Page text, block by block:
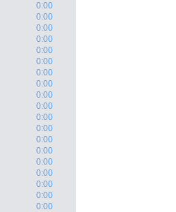
0:00
0:00
0:00
0:00
0:00
0:00
0:00
0:00
0:00
0:00
0:00
0:00
0:00
0:00
0:00
0:00
0:00
0:00
0:00